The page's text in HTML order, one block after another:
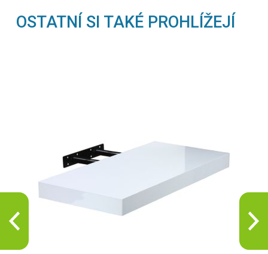
OSTATNÍ SI TAKÉ PROHLÍŽEJÍ